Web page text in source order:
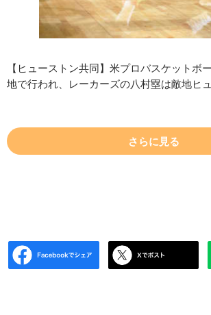
【ヒューストン共同】米プロバスケットボ
地で行われ、レーカーズの八村塁は敵地ヒ
さらに見る